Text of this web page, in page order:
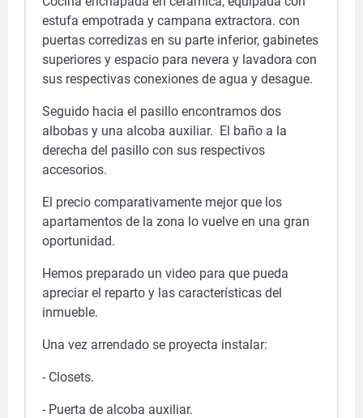
estufa empotrada y campana extractora. con
puertas corredizas en su parte inferior, gabinetes
superiores y espacio para nevera y lavadora con
sus respectivas conexiones de agua y desague.
Seguido hacia el pasillo encontramos dos
albobas y una alcoba auxiliar. El baño a la
derecha del pasillo con sus respectivos
accesorios.
El precio comparativamente mejor que los
apartamentos de la zona lo vuelve en una gran
oportunidad.
Hemos preparado un video para que pueda
apreciar el reparto y las características del
inmueble.
Una vez arrendado se proyecta instalar:
- Closets.
- Puerta de alcoba auxiliar.